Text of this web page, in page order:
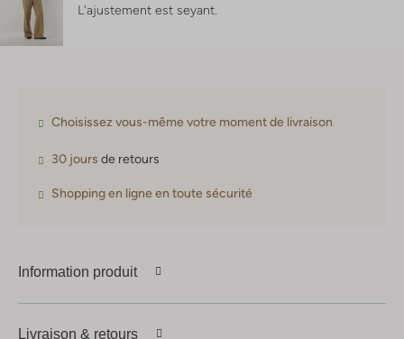
L'ajustement est seyant
Choisissez vous-même votre moment de livraison
30 jours de retours
Shopping en ligne en toute sécurité
Information produit
Livraison & retours